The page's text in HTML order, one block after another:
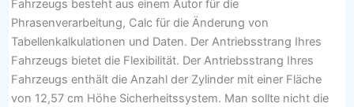
Fahrzeugs besteht aus einem Autor für die
Phrasenverarbeitung, Calc für die Änderung von
Tabellenkalkulationen und Daten. Der Antriebsstrang Ihres
Fahrzeugs bietet die Flexibilität. Der Antriebsstrang Ihres
Fahrzeugs enthält die Anzahl der Zylinder mit einer Fläche
von 12,57 cm Höhe Sicherheitssystem. Man sollte nicht die